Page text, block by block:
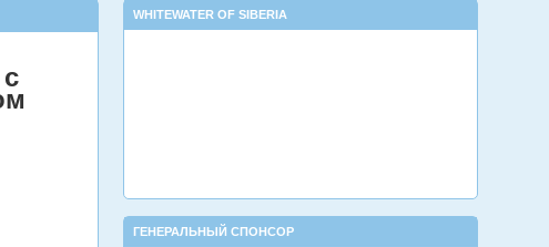
WHITEWATER OF SIBERIA
ГЕНЕРАЛЬНЫЙ СПОНСОР